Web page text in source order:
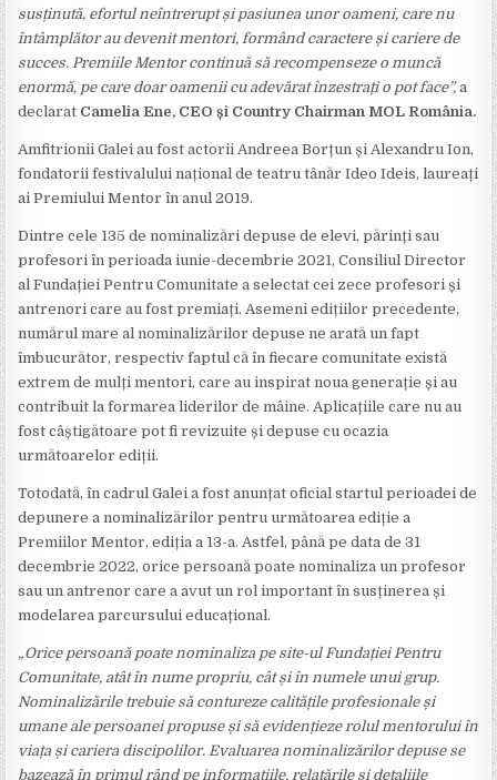
susținută, efortul neîntrerupt și pasiunea unor oameni, care nu
întâmplător au devenit mentori, formând caractere și cariere de
succes. Premiile Mentor continuă să recompenseze o muncă
enormă, pe care doar oamenii cu adevărat înzestrați o pot face”,a
declarat Camelia Ene, CEO și Country Chairman MOL România.
Amfitrionii Galei au fost actorii Andreea Borțun și Alexandru Ion,
fondatorii festivalului național de teatru tânăr Ideo Ideis, laureați
ai Premiului Mentor în anul 2019.
Dintre cele 135 de nominalizări depuse de elevi, părinți sau
profesori în perioada iunie-decembrie 2021, Consiliul Director
al Fundației Pentru Comunitate a selectat cei zece profesori și
antrenori care au fost premiați. Asemeni edițiilor precedente,
numărul mare al nominalizărilor depuse ne arată un fapt
îmbucurător, respectiv faptul că în fiecare comunitate există
extrem de mulți mentori, care au inspirat noua generație și au
contribuit la formarea liderilor de mâine. Aplicațiile care nu au
fost câștigătoare pot fi revizuite și depuse cu ocazia
următoarelor ediții.
Totodată, în cadrul Galei a fost anunțat oficial startul perioadei de
depunere a nominalizărilor pentru următoarea ediție a
Premiilor Mentor, ediția a 13-a. Astfel, până pe data de 31
decembrie 2022, orice persoană poate nominaliza un profesor
sau un antrenor care a avut un rol important în susținerea și
modelarea parcursului educațional.
„Orice persoană poate nominaliza pe site-ul Fundației Pentru
Comunitate, atât în nume propriu, cât și în numele unui grup.
Nominalizările trebuie să contureze calitățile profesionale și
umane ale persoanei propuse și să evidențieze rolul mentorului în
viața și cariera discipolilor. Evaluarea nominalizărilor depuse se
bazează în primul rând pe informațiile, relatările și detaliile